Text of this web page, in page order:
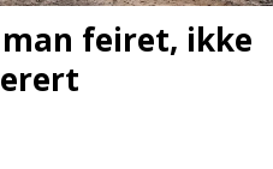
feiret, ikke